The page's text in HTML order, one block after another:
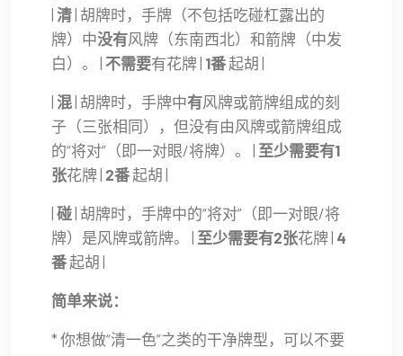
| 清| 胡牌时，手牌（不包括吃碰杠露出的
牌）中没有风牌（东南西北）和箭牌（中发
白）。 | 不需要有花牌 | 1番起胡 |
| 混| 胡牌时，手牌中有风牌或箭牌组成的刻
子（三张相同），但没有由风牌或箭牌组成
的“将对”（即一对眼/将牌）。 | 至少需要有1
张花牌 | 2番起胡 |
| 碰| 胡牌时，手牌中的“将对”（即一对眼/将
牌）是风牌或箭牌。 | 至少需要有2张花牌 | 4
番起胡 |
简单来说：
* 你想做“清一色”之类的干净牌型，可以不要